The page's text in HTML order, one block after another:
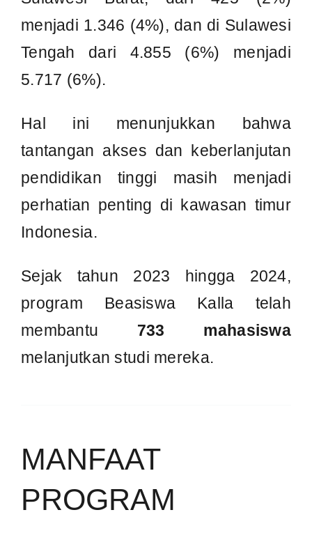
Sejak tahun 2023 hingga 2024,
program Beasiswa Kalla telah
membantu733 mahasiswa
melanjutkan studi mereka.
MANFAAT
PROGRAM
Mahasiswa berkontribusi aktif melalui
program pengabdian dan kegiatan sosial di
Kelas Pengembangan Diri
Pelatihan kepemimpinan, pengembangan
mahasiswa.